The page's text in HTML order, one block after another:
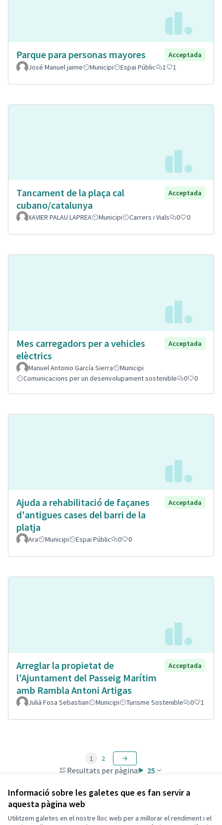
Informació sobre les galetes que es fan servir a
aquesta pàgina web
Utilitzem galetes en el nostre lloc web per a millorar el rendiment i el
Parque para personas mayores
Acceptada
José Manuel jaime
Municipi Espai Públic 1 1
Tancament de la plaça cal
cubano/catalunya
Acceptada
XAVIER PALAU LAPREA Municipi Carrers i Vials 0 0
Mes carregadors per a vehicles
elèctrics
Acceptada
Manuel Antonio García Sierra
Municipi
Comunicacions per un desenvolupament sostenible
0 0
Ajuda a rehabilitació de façanes
d'antigues cases del barri de la
platja
Acceptada
Ara Municipi Espai Públic 0 0
Arreglar la propietat de
l'Ajuntament del Passeig Marítim
amb Rambla Antoni Artigas
Acceptada
Julià Fosa Sebastian Municipi Turisme Sostenible 0 1
Resultats per pàgina: 25
1 2
Termes i condicions d'ús